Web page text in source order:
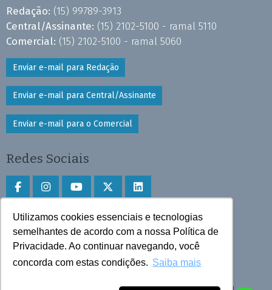
Utilizamos cookies essenciais e tecnologias
semelhantes de acordo com a nossa Política de
Privacidade. Ao continuar navegando, você
concorda com estas condições. Saiba mais
Redação: (15) 99789-3913
Central/Assinante: (15) 2102-5100 - ramal 5110
Comercial: (15) 2102-5100 - ramal 5060
Enviar e-mail para Redação
Enviar e-mail para Central/Assinante
Enviar e-mail para o Comercial
Redes Sociais
Faça download do aplicativo
Play Store e App Store